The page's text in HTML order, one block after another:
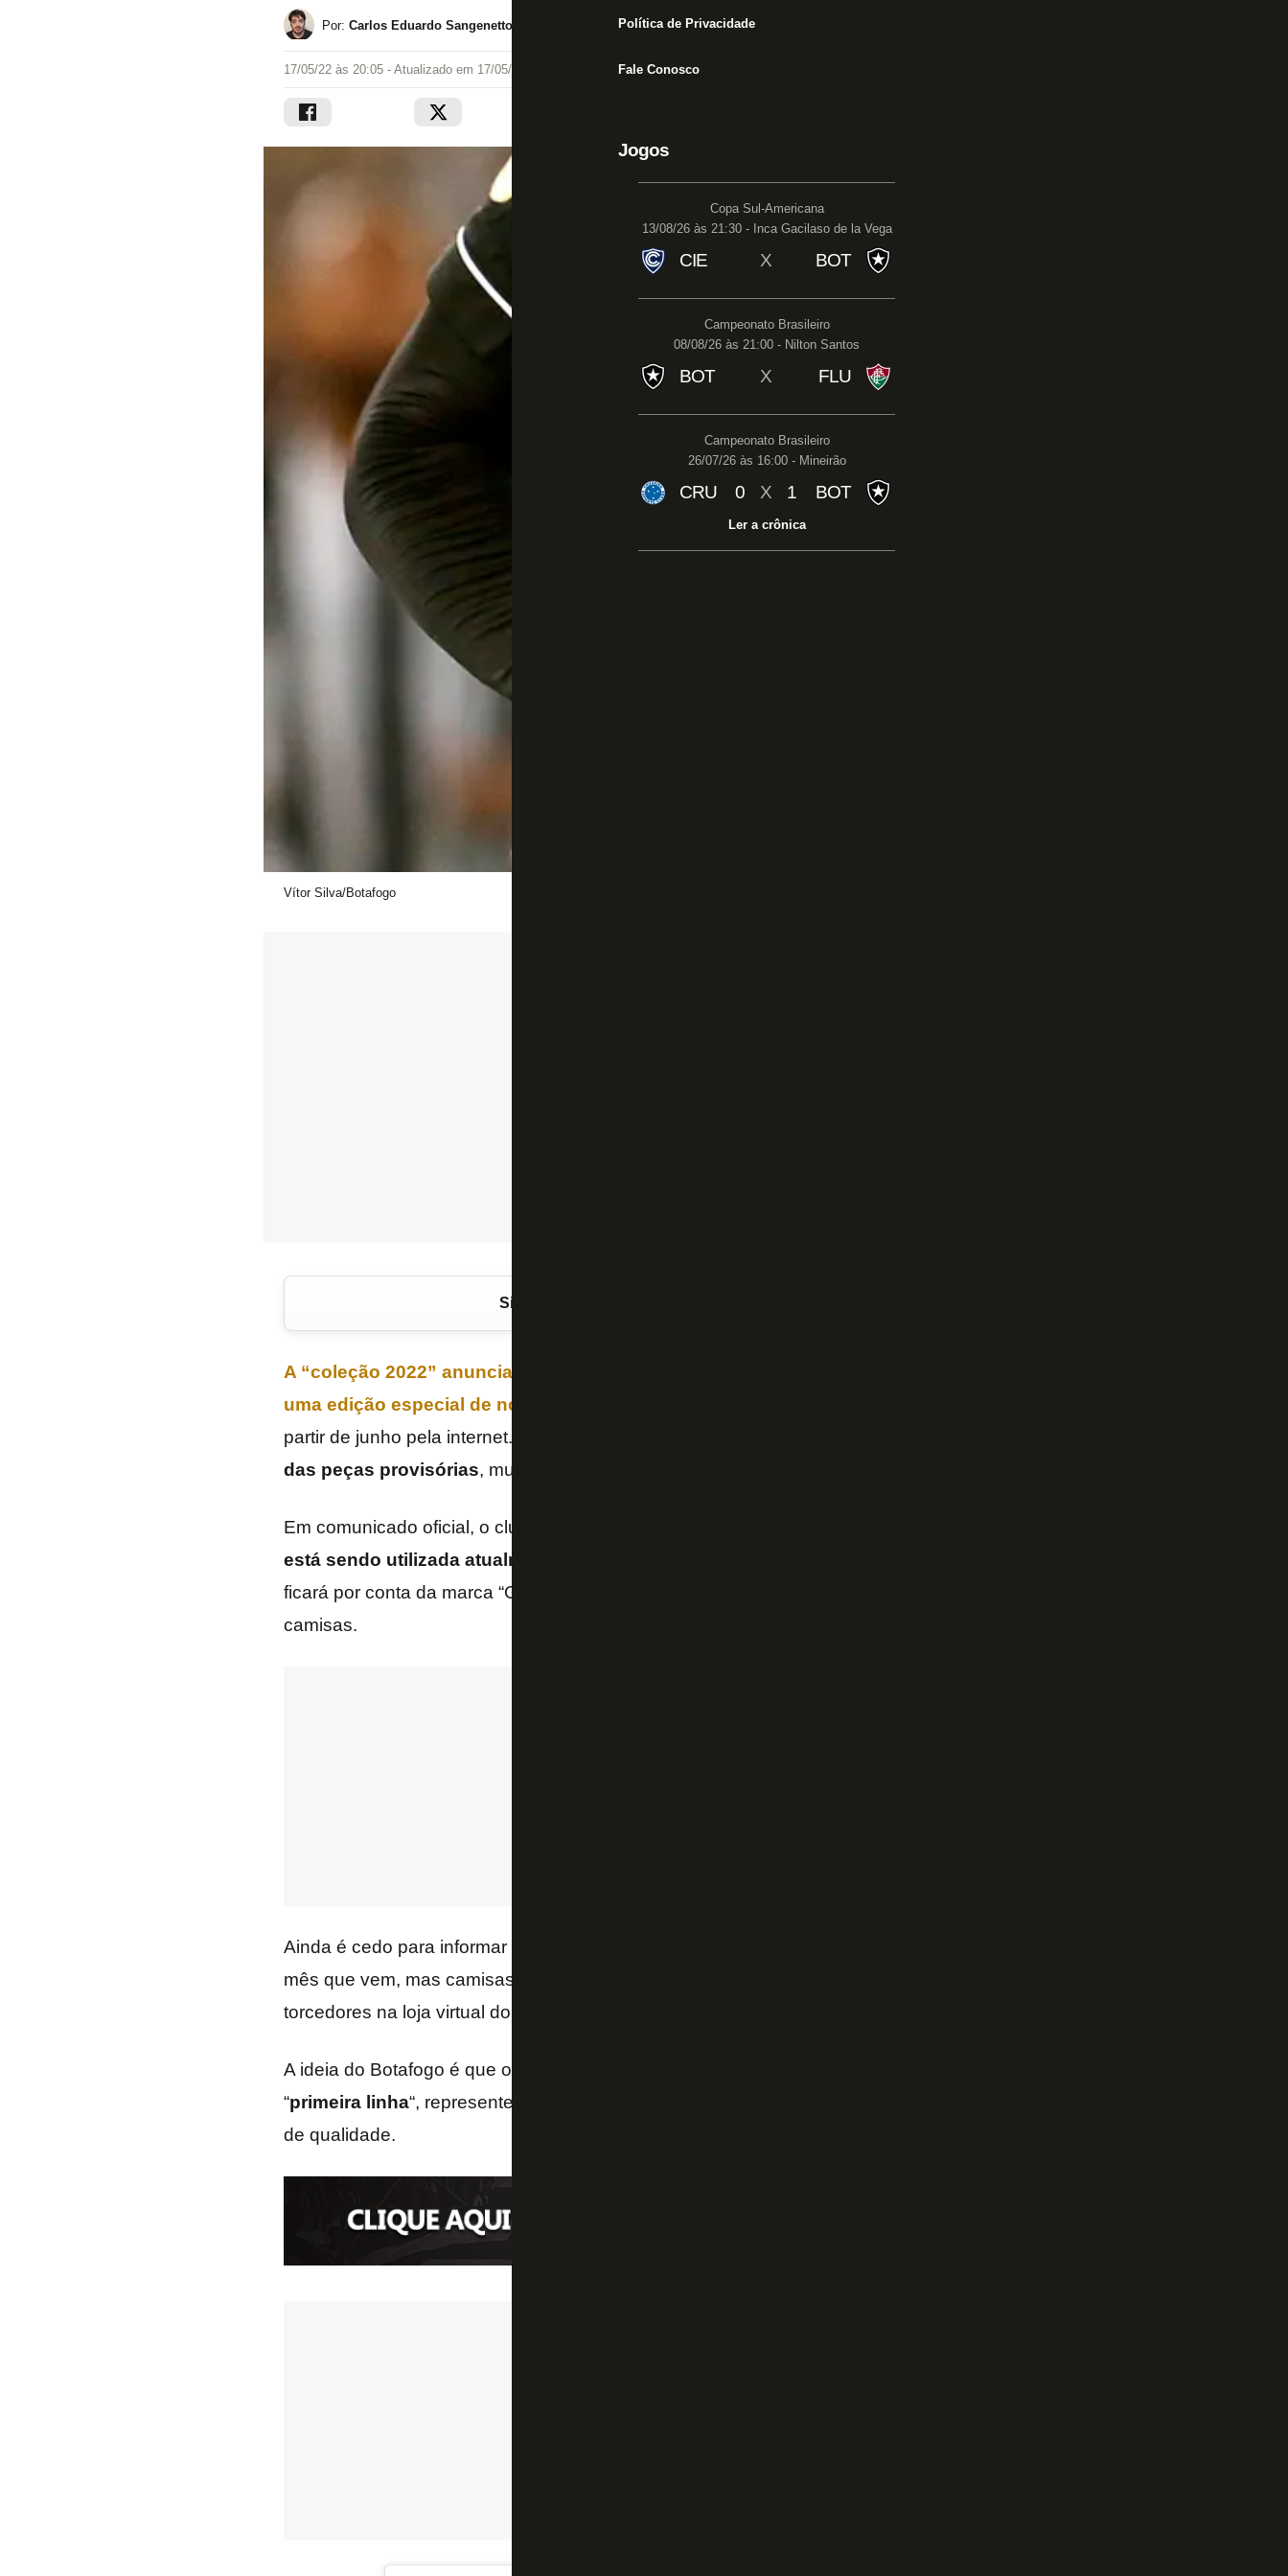
Política de Privacidade
Fale Conosco
Jogos
Copa Sul-Americana
13/08/26 às 21:30 - Inca Gacilaso de la Vega
CIE X BOT
Campeonato Brasileiro
08/08/26 às 21:00 - Nilton Santos
BOT X FLU
Campeonato Brasileiro
26/07/26 às 16:00 - Mineirão
CRU 0 X 1 BOT
Ler a crônica
Por: Carlos Eduardo Sangenetto
17/05/22 às 20:05 - Atualizado em 17/05/22 às 20:08
Vítor Silva/Botafogo
Siga o FogãoNET
A “coleção 2022” anunciada pelo
uma edição especial de novos uniformes
partir de junho pela internet. O
das peças provisórias, muito elogiadas pelos alvinegros neste início de
Em comunicado oficial, o clube informou que a nova coleção será
está sendo utilizada atualmente, com marca própria”
ficará por conta da marca “Glorioso”, que virá localizada no lado direito do peito das
camisas.
Ainda é cedo para informar quais modelos exatamente serão colocados à venda no
mês que vem, mas camisas de linha e de goleiro devem estar disponíveis para os
torcedores na loja virtual do Glorioso.
A ideia do Botafogo é que os novos uniformes, que prometem ser “
“primeira linha“, representem a primeira temporada da gestão da
de qualidade.